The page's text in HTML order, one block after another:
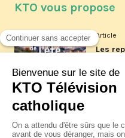
KTO vous propose
Article
Les
Article
La
jeudi 6